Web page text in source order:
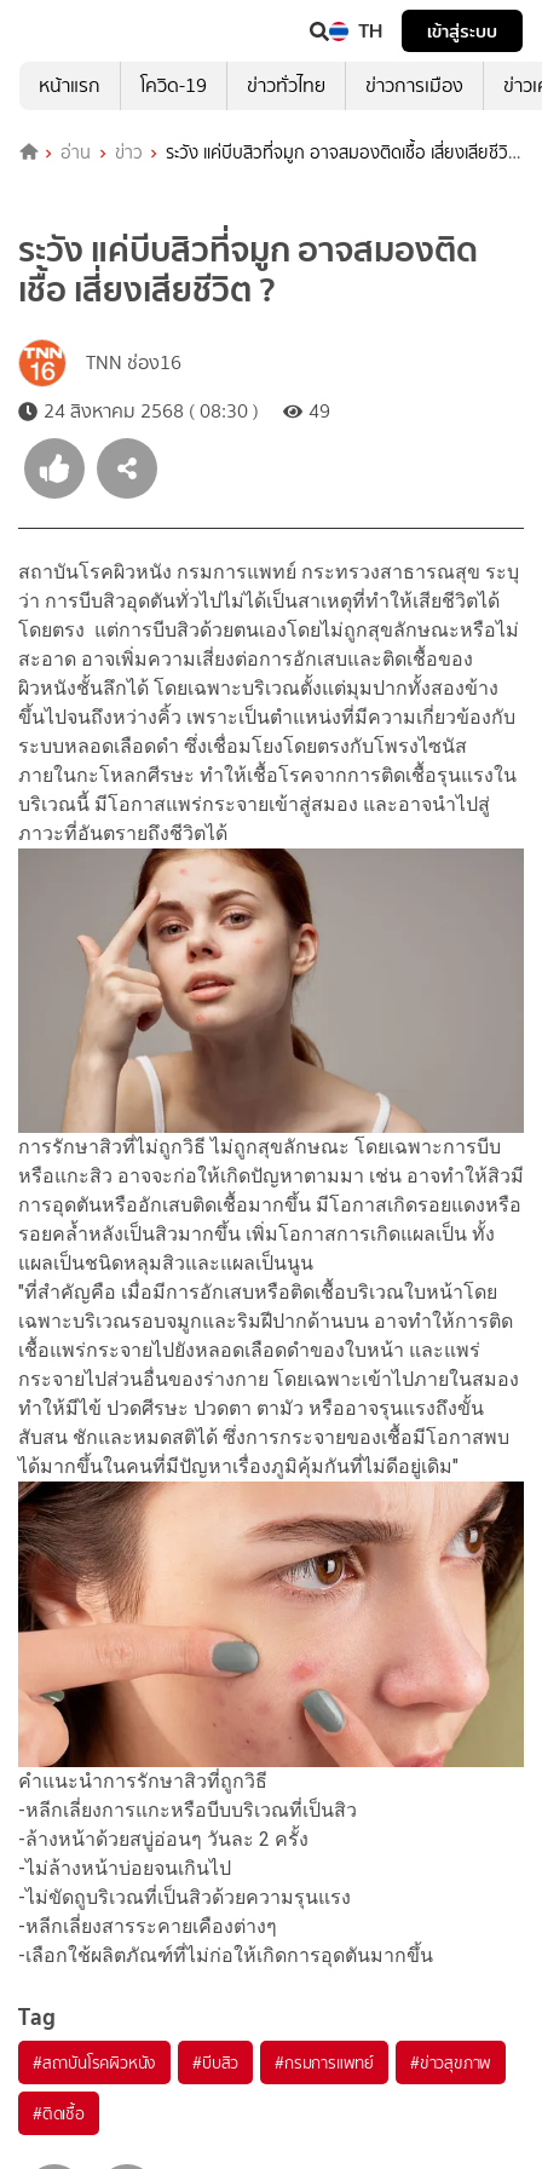
TH
เข้าสู่ระบบ
หน้าแรก
โควิด-19 ข่าวทั่วไทย ข่าวการเมือง ข่าว
อ่าน ข่าว
ระวัง แค่บีบสิวที่จมูก อาจสมองติดเชื้อ เสี่ยงเสียชีวิต
ระวัง แค่บีบสิวที่จมูก อาจสมองติด
เชื้อ เสี่ยงเสียชีวิต ?
TNN ช่อง16
24 สิงหาคม 2568 ( 08:30 )
49
สถาบันโรคผิวหนัง กรมการแพทย์ กระทรวงสาธารณสุข ระบุ
ว่า การบีบสิวอุดตันทั่วไปไม่ได้เป็นสาเหตุที่ทำให้เสียชีวิตได้
โดยตรง แต่การบีบสิวด้วยตนเองโดยไม่ถูกสุขลักษณะหรือไม่
สะอาด อาจเพิ่มความเสี่ยงต่อการอักเสบและติดเชื้อของ
ผิวหนังชั้นลึกได้ โดยเฉพาะบริเวณตั้งแต่มุมปากทั้งสองข้าง
ขึ้นไปจนถึงหว่างคิ้ว เพราะเป็นตำแหน่งที่มีความเกี่ยวข้องกับ
ระบบหลอดเลือดดำ ซึ่งเชื่อมโยงโดยตรงกับโพรงไซนัส
ภายในกะโหลกศีรษะ ทำให้เชื้อโรคจากการติดเชื้อรุนแรงใน
บริเวณนี้ มีโอกาสแพร่กระจายเข้าสู่สมอง และอาจนำไปสู่
ภาวะที่อันตรายถึงชีวิตได้
การรักษาสิวที่ไม่ถูกวิธี ไม่ถูกสุขลักษณะ โดยเฉพาะการบีบ
หรือแกะสิว อาจจะก่อให้เกิดปัญหาตามมา เช่น อาจทำให้สิวมี
การอุดตันหรืออักเสบติดเชื้อมากขึ้น มีโอกาสเกิดรอยแดงหรือ
รอยคล้ำหลังเป็นสิวมากขึ้น เพิ่มโอกาสการเกิดแผลเป็น ทั้ง
แผลเป็นชนิดหลุมสิวและแผลเป็นนูน
"ที่สำคัญคือ เมื่อมีการอักเสบหรือติดเชื้อบริเวณใบหน้าโดย
เฉพาะบริเวณรอบจมูกและริมฝีปากด้านบน อาจทำให้การติด
เชื้อแพร่กระจายไปยังหลอดเลือดดำของใบหน้า และแพร่
กระจายไปส่วนอื่นของร่างกาย โดยเฉพาะเข้าไปภายในสมอง
ทำให้มีไข้ ปวดศีรษะ ปวดตา ตามัว หรืออาจรุนแรงถึงขั้น
สับสน ชักและหมดสติได้ ซึ่งการกระจายของเชื้อมีโอกาสพบ
ได้มากขึ้นในคนที่มีปัญหาเรื่องภูมิคุ้มกันที่ไม่ดีอยู่เดิม"
คำแนะนำการรักษาสิวที่ถูกวิธี
-หลีกเลี่ยงการแกะหรือบีบบริเวณที่เป็นสิว
-ล้างหน้าด้วยสบู่อ่อนๆ วันละ 2 ครั้ง
-ไม่ล้างหน้าบ่อยจนเกินไป
-ไม่ขัดถูบริเวณที่เป็นสิวด้วยความรุนแรง
-หลีกเลี่ยงสารระคายเคืองต่างๆ
-เลือกใช้ผลิตภัณฑ์ที่ไม่ก่อให้เกิดการอุดตันมากขึ้น
Tag
#สถาบันโรคผิวหนัง #บีบสิว #กรมการแพทย์ #ข่าวสุขภาพ
#ติดเชื้อ